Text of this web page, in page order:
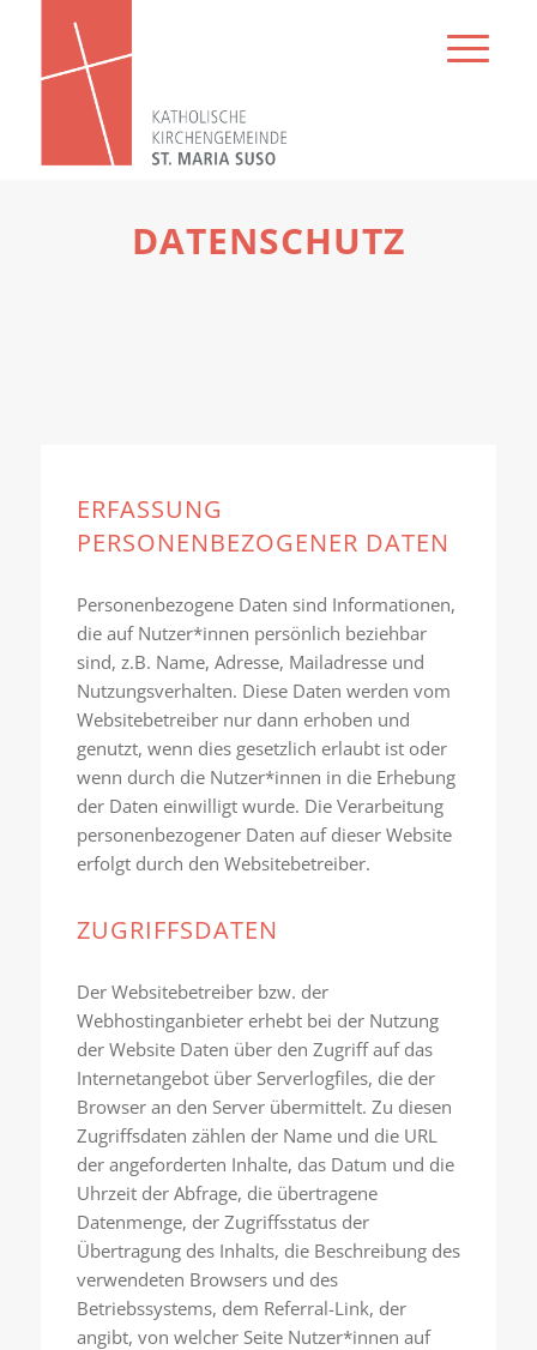
DATENSCHUTZ
ERFASSUNG
PERSONENBEZOGENER DATEN
Personenbezogene Daten sind Informationen,
die auf Nutzer*innen persönlich beziehbar
sind, z.B. Name, Adresse, Mailadresse und
Nutzungsverhalten. Diese Daten werden vom
Websitebetreiber nur dann erhoben und
genutzt, wenn dies gesetzlich erlaubt ist oder
wenn durch die Nutzer*innen in die Erhebung
der Daten einwilligt wurde. Die Verarbeitung
personenbezogener Daten auf dieser Website
erfolgt durch den Websitebetreiber.
ZUGRIFFSDATEN
Der Websitebetreiber bzw. der
Webhostinganbieter erhebt bei der Nutzung
der Website Daten über den Zugriff auf das
Internetangebot über Serverlogfiles, die der
Browser an den Server übermittelt. Zu diesen
Zugriffsdaten zählen der Name und die URL
der angeforderten Inhalte, das Datum und die
Uhrzeit der Abfrage, die übertragene
Datenmenge, der Zugriffsstatus der
Übertragung des Inhalts, die Beschreibung des
verwendeten Browsers und des
Betriebssystems, dem Referral-Link, der
angibt, von welcher Seite Nutzer*innen auf